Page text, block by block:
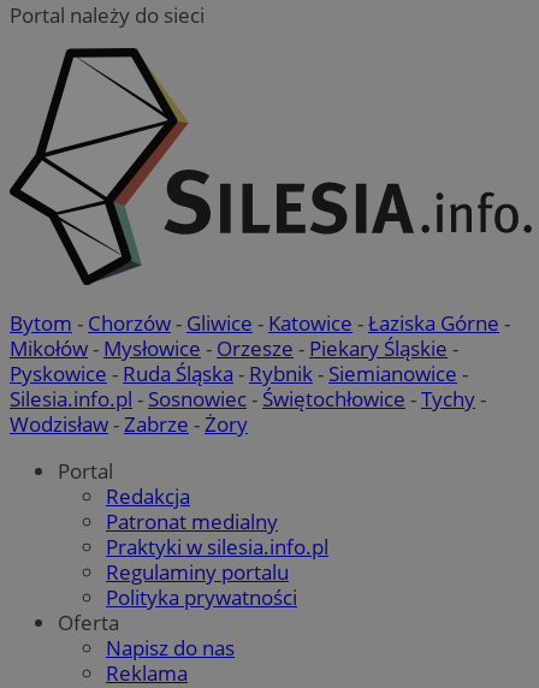
Portal należy do sieci
Bytom - Chorzów- Gliwice - Katowice -Łaziska Górne -
Mikołów- Mysłowice - Orzesze - Piekary Śląskie -
Pyskowice - Ruda Śląska - Rybnik- Siemianowice -
Silesia.info.pl - Sosnowiec- Świętochłowice -Tychy-
Wodzisław-Zabrze -Żory
Portal
Redakcja
Patronat medialny
Praktyki w silesia.info.pl
Regulaminy portalu
Polityka prywatności
Oferta
Napisz do nas
Reklama